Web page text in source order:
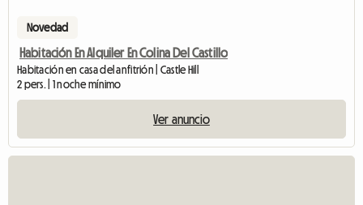
Novedad
Habitación En Alquiler En Colina Del Castillo
Habitación en casa del anfitrión | Castle Hill
2 pers. | 1 noche mínimo
Ver anuncio